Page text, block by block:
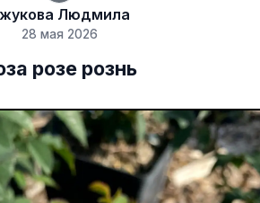
Людмила
28 мая 2026
розе рознь